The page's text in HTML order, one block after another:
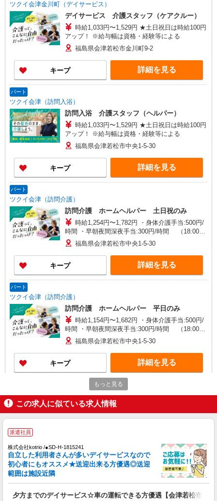
ツクイ会津金川町（デイサービス）
デイサービス 介護スタッフ（ケアクルー）
時給1,033円〜1,529円 ★土日祝日は時給100円
アップ！ ※給与幅は資格・経験等による
福島県会津若松市金川町9-2
キープ 詳細を見る
パート
ツクイ会津（訪問入浴）
訪問入浴 介護スタッフ（ヘルパー）
時給1,033円〜1,529円 ★土日祝日は時給100円
アップ！ ※給与幅は資格・経験等による
福島県会津若松市中央1-5-30
キープ 詳細を見る
パート
ツクイ会津（訪問介護）
訪問介護 ホームヘルパー 土日祝のみ
時給1,254円〜1,782円 ・身体介護手当:500円/
時間 ・早朝夜間深夜手当:300円/時間 （18:00〜
翌07:59の時間帯） ・ICT手当:2,000円/月 ・深夜
割増は別途支給 ・ケア→ケアの移動時間も賃金
（時給）を支給 ・土日祝日手当:100円/時間含む
・特定事業所加算手当:60円/時間含む ※給与幅は
資格・経験等による
福島県会津若松市中央1-5-30
キープ 詳細を見る
パート
ツクイ会津（訪問介護）
訪問介護 ホームヘルパー 平日のみ
時給1,154円〜1,682円 ・身体介護手当:500円/
時間 ・早朝夜間深夜手当:300円/時間 （18:00〜
翌07:59の時間帯） ・ICT手当:2,000円/月 ・深夜
割増は別途支給 ・ケア→ケアの移動時間も賃金
（時給）を支給 ・特定事業所加算手当:60円/時間
含む ※給与幅は資格・経験等による
福島県会津若松市中央1-5-30
キープ 詳細を見る
株式会社kotrio /●SD-H-1815241
夕方までのデイサービス☆車の運転できる方優
遇【会津若松市】
会津若松市 その他多数
キープ 詳細を見る
派遣社員
もっと見る
この求人に似ている求人情報
派遣社員
株式会社kotrio /●SD-H-1815241
自立した利用者さんが多いデイサービスなので
初心者にもオススメ★送迎出来る方優遇◎送迎
範囲は施設近隣
夕方までのデイサービス☆車の運転できる方優遇【会津若松市】